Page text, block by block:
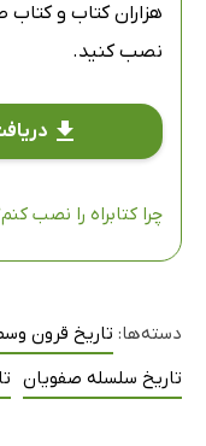
هزاران کتاب و کتاب
نصب کنید.
چرا کتابراه را نصب
دسته‌ها: تاریخ قرون
تاریخ سلسله صفویان